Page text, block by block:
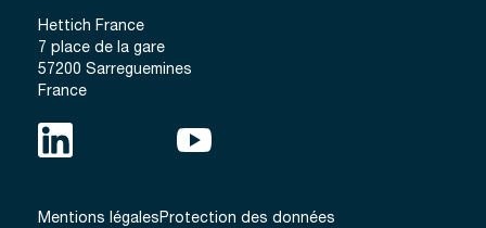
Hettich France
7 place de la gare
57200 Sarreguemines
France
Mentions légalesProtection des données